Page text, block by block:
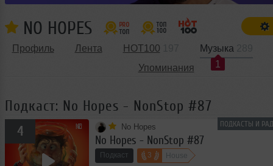
NO HOPES
Профиль Лента HOT100
Музыка
1
Упоминания
Подкаст: No Hopes - NonStop #87
ПОДКАСТЫ И
4 No Hopes
No Hopes - NonStop #87
Подкаст 3 House